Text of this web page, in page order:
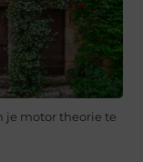
je motor theorie te